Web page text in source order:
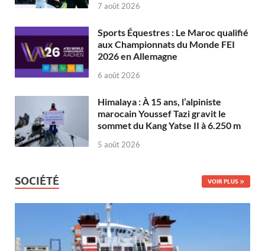
7 août 2026
Sports Équestres : Le Maroc qualifié
aux Championnats du Monde FEI
2026 en Allemagne
6 août 2026
Himalaya : À 15 ans, l’alpiniste
marocain Youssef Tazi gravit le
sommet du Kang Yatse II à 6.250 m
5 août 2026
SOCIÉTÉ VOIR PLUS